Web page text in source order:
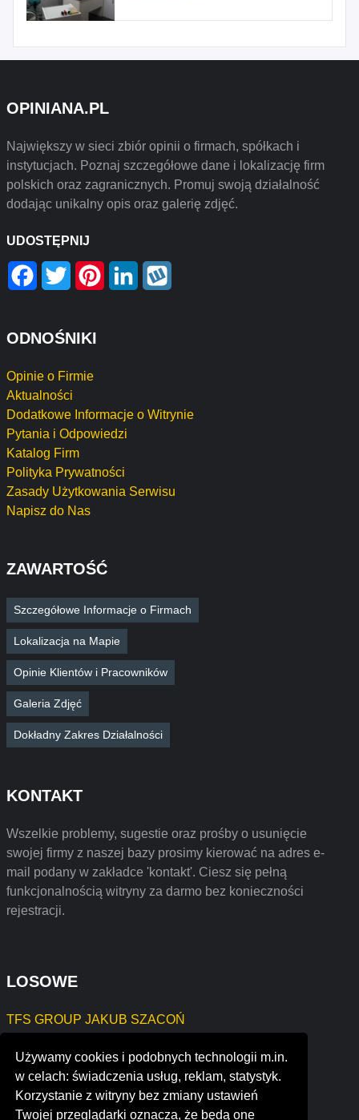
Używamy cookies i podobnych technologii m.in.
w celach: świadczenia usług, reklam, statystyk.
Korzystanie z witryny bez zmiany ustawień
Twojej przeglądarki oznacza, że będą one
OPINIANA.PL
Największy w sieci zbiór opinii o firmach, spółkach i
instytucjach. Poznaj szczegółowe dane i lokalizację firm
polskich oraz zagranicznych. Promuj swoją działalność
dodając unikalny opis oraz galerię zdjęć.
UDOSTĘPNIJ
Facebook
Twitter PinterestLinkedIn
ODNOŚNIKI
Opinie o Firmie
Aktualności
Dodatkowe Informacje o Witrynie
Pytania i Odpowiedzi
Katalog Firm
Polityka Prywatności
Zasady Użytkowania Serwisu
Napisz do Nas
ZAWARTOŚĆ
Szczegółowe Informacje o Firmach
Lokalizacja na Mapie
Opinie Klientów i Pracowników
Galeria Zdjęć
Dokładny Zakres Działalności
KONTAKT
Wszelkie problemy, sugestie oraz prośby o usunięcie
swojej firmy z naszej bazy prosimy kierować na adres e-
mail podany w zakładce 'kontakt'. Ciesz się pełną
funkcjonalnością witryny za darmo bez konieczności
rejestracji.
LOSOWE
TFS GROUP JAKUB SZACOŃ
Jagoda Maślanka JAGA - DESIGN
Grzegorz Gawęcki
quick release (automotive) ltd
coastline electric company, inc